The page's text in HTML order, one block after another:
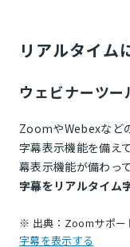
リアルタイム
ウェビナーツ
ZoomやWebexなど
字幕表示機能を備え
幕表示機能が備わっ
字幕をリアルタイム
※ 出典：Zoomサポー
字幕を表示する